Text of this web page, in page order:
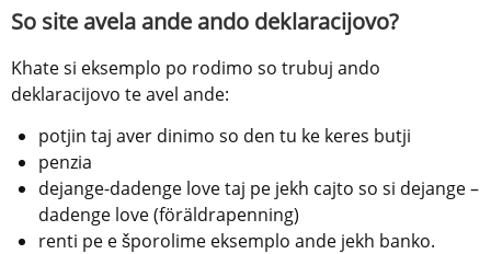
So site avela ande ando deklaracijovo?
Khate si eksemplo po rodimo so trubuj ando
deklaracijovo te avel ande:
potjin taj aver dinimo so den tu ke keres butji
penzia
dejange-dadenge love taj pe jekh cajto so si dejange –
dadenge love (föräldrapenning)
renti pe e šporolime eksemplo ande jekh banko.